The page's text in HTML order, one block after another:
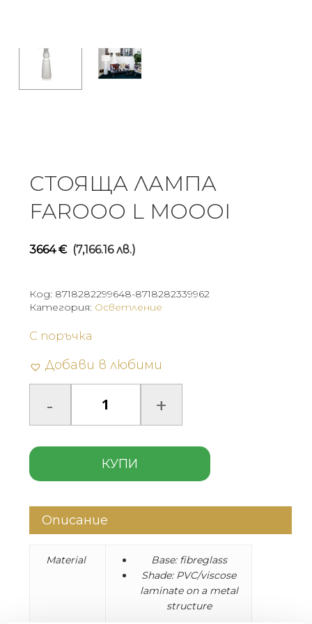
СТОЯЩА ЛАМПА
FAROOO L MOOOI
3664€ (7,166.16 лв.)
Код: 8718282299648-8718282339962
Категория: Осветление
С поръчка
Добави в любими
КУПИ
Описание
Material
Base: fibreglass
Shade: PVC/viscose
laminate on a metal
structure